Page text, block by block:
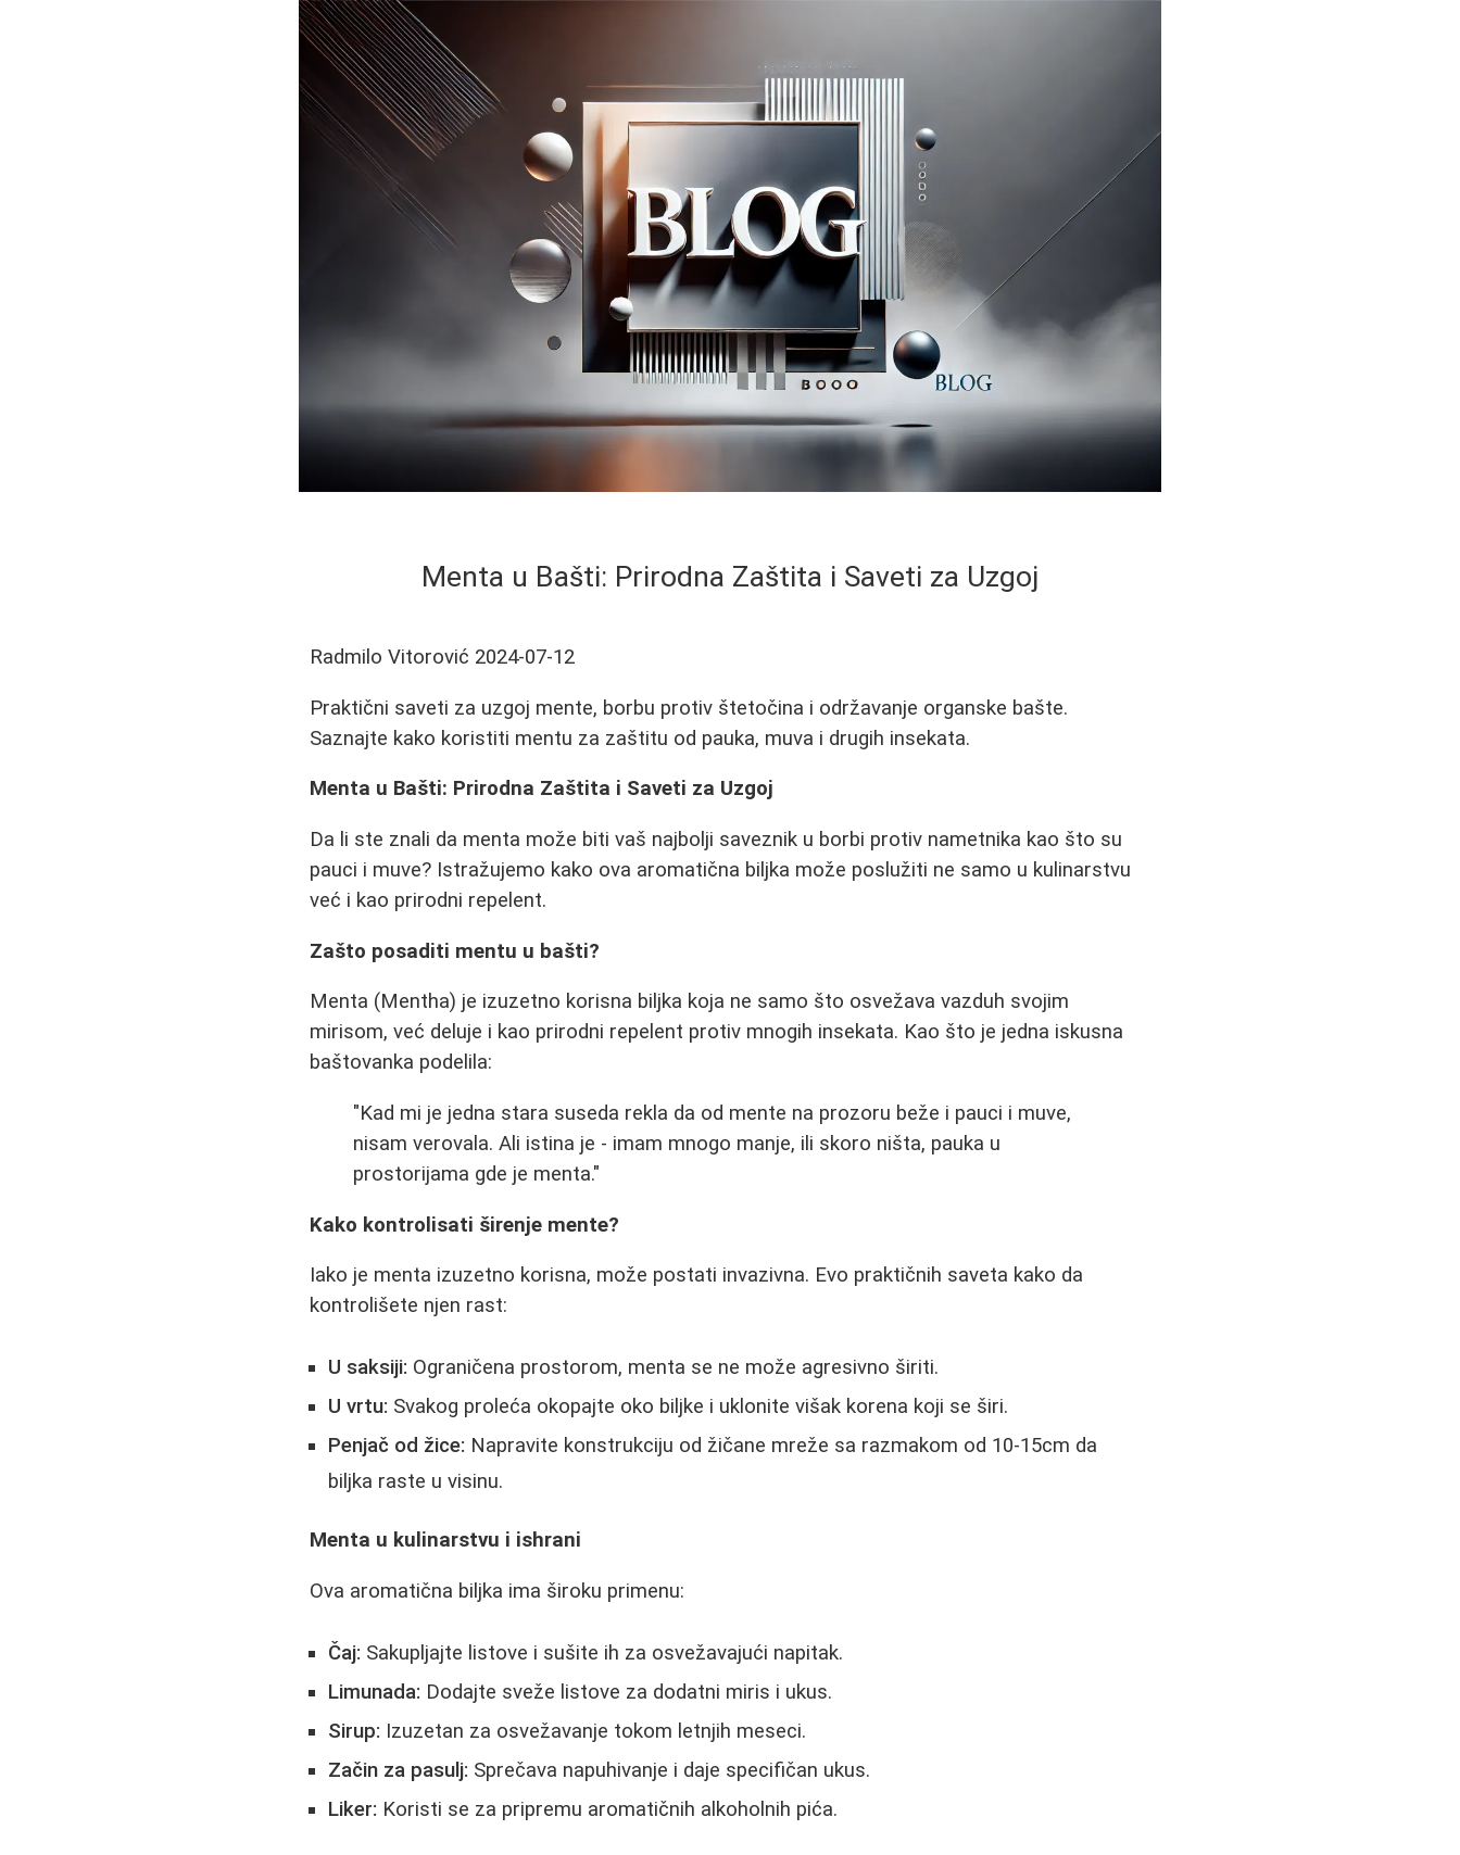
Menta u Bašti: Prirodna Zaštita i Saveti za Uzgoj
Radmilo Vitorović 2024-07-12
Praktični saveti za uzgoj mente, borbu protiv štetočina i održavanje organske bašte.
Saznajte kako koristiti mentu za zaštitu od pauka, muva i drugih insekata.
Menta u Bašti: Prirodna Zaštita i Saveti za Uzgoj
Da li ste znali da menta može biti vaš najbolji saveznik u borbi protiv nametnika kao što su
pauci i muve? Istražujemo kako ova aromatična biljka može poslužiti ne samo u kulinarstvu
već i kao prirodni repelent.
Zašto posaditi mentu u bašti?
Menta (Mentha) je izuzetno korisna biljka koja ne samo što osvežava vazduh svojim
mirisom, već deluje i kao prirodni repelent protiv mnogih insekata. Kao što je jedna iskusna
baštovanka podelila:
"Kad mi je jedna stara suseda rekla da od mente na prozoru beže i pauci i muve,
nisam verovala. Ali istina je - imam mnogo manje, ili skoro ništa, pauka u
prostorijama gde je menta."
Kako kontrolisati širenje mente?
Iako je menta izuzetno korisna, može postati invazivna. Evo praktičnih saveta kako da
kontrolišete njen rast:
U saksiji: Ograničena prostorom, menta se ne može agresivno širiti.
U vrtu: Svakog proleća okopajte oko biljke i uklonite višak korena koji se širi.
Penjač od žice: Napravite konstrukciju od žičane mreže sa razmakom od 10-15cm da
biljka raste u visinu.
Menta u kulinarstvu i ishrani
Ova aromatična biljka ima široku primenu:
Čaj: Sakupljajte listove i sušite ih za osvežavajući napitak.
Limunada: Dodajte sveže listove za dodatni miris i ukus.
Sirup: Izuzetan za osvežavanje tokom letnjih meseci.
Začin za pasulj: Sprečava napuhivanje i daje specifičan ukus.
Liker: Koristi se za pripremu aromatičnih alkoholnih pića.